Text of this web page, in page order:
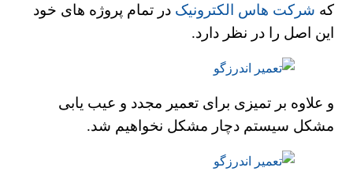
که شرکت هاس الکترونیک در تمام پروژه های خود
این اصل را در نظر دارد.
و علاوه بر تمیزی برای تعمیر مجدد و عیب یابی
مشکل سیستم دچار مشکل نخواهیم شد.